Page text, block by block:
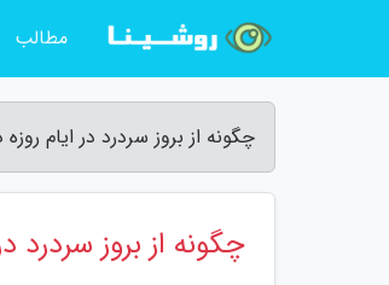
چگونه از بروز سردرد در ایام
چگونه از بروز سردرد
مطالب